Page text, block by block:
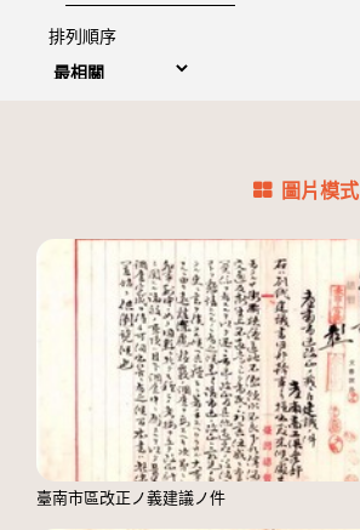
排列順序
圖片模式
臺南市區改正ノ義建議ノ件